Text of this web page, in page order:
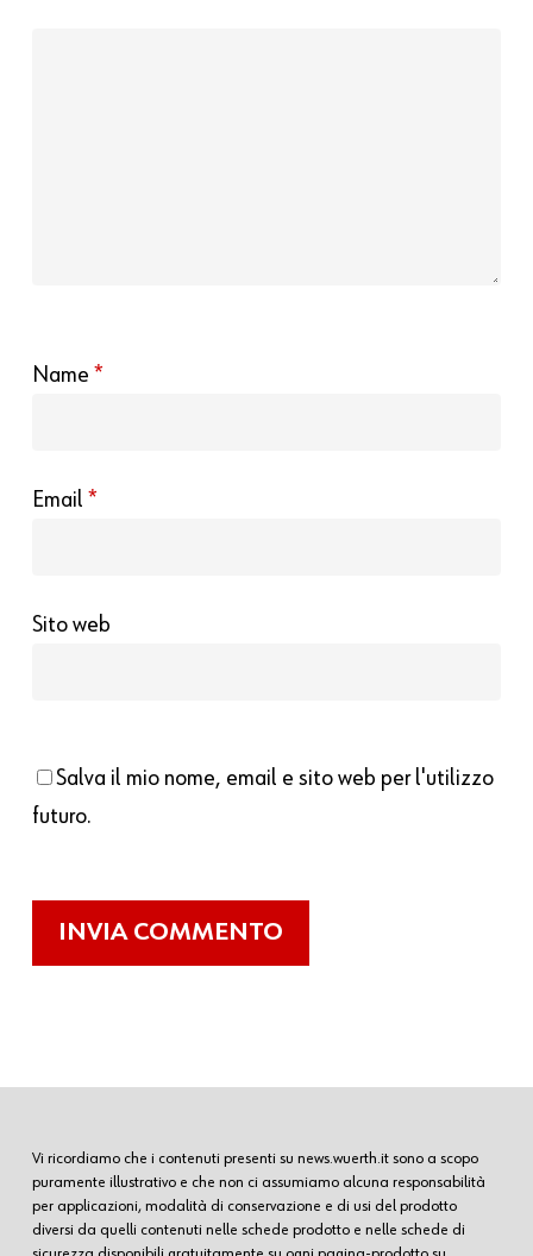
Name *
Email *
Sito web
Salva il mio nome, email e sito web per l'utilizzo
futuro.
Vi ricordiamo che i contenuti presenti su news.wuerth.it sono a scopo
puramente illustrativo e che non ci assumiamo alcuna responsabilità
per applicazioni, modalità di conservazione e di usi del prodotto
diversi da quelli contenuti nelle schede prodotto e nelle schede di